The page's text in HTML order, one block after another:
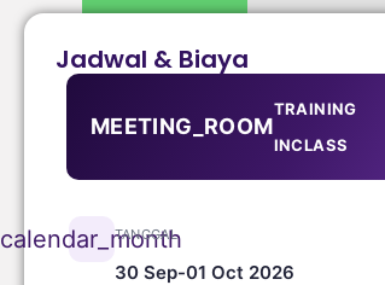
Jadwal & Biaya
MEETING_ROOM
TRAINING
INCLASS
calendar_month
TANGGAL
30 Sep-01 Oct 2026